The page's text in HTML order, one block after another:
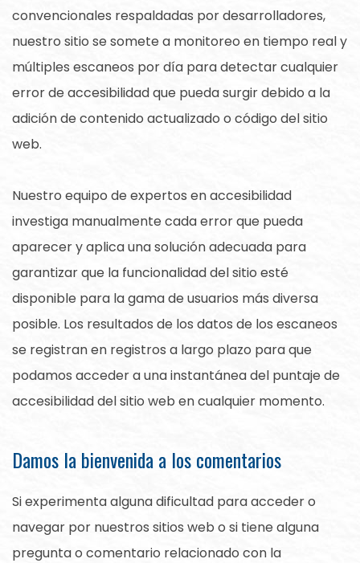
convencionales respaldadas por desarrolladores,
nuestro sitio se somete a monitoreo en tiempo real y
múltiples escaneos por día para detectar cualquier
error de accesibilidad que pueda surgir debido a la
adición de contenido actualizado o código del sitio
web.
Nuestro equipo de expertos en accesibilidad
investiga manualmente cada error que pueda
aparecer y aplica una solución adecuada para
garantizar que la funcionalidad del sitio esté
disponible para la gama de usuarios más diversa
posible. Los resultados de los datos de los escaneos
se registran en registros a largo plazo para que
podamos acceder a una instantánea del puntaje de
accesibilidad del sitio web en cualquier momento.
Damos la bienvenida a los comentarios
Si experimenta alguna dificultad para acceder o
navegar por nuestros sitios web o si tiene alguna
pregunta o comentario relacionado con la